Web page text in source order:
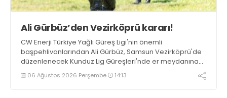
Ali Gürbüz’den Vezirköprü kararı!
CW Enerji Türkiye Yağlı Güreş Ligi'nin önemli
başpehlivanlarından Ali Gürbüz, Samsun Vezirköprü'de
düzenlenecek Kunduz Lig Güreşleri'nde er meydanına
çıkmayacak.
06 Ağustos 2026 Perşembe 14:13